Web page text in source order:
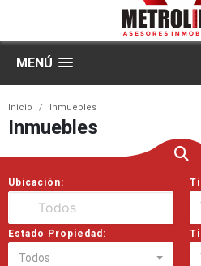
MENÚ
Inicio Inmuebles
Inmuebles
Ubicación:
Estado Propiedad:
Todos